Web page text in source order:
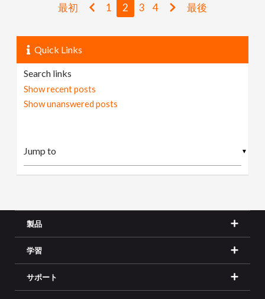
最初 1 2 3 4 最後
Quick Links
Search links
Show recent posts
Show unanswered posts
▼
製品
学習
サポート